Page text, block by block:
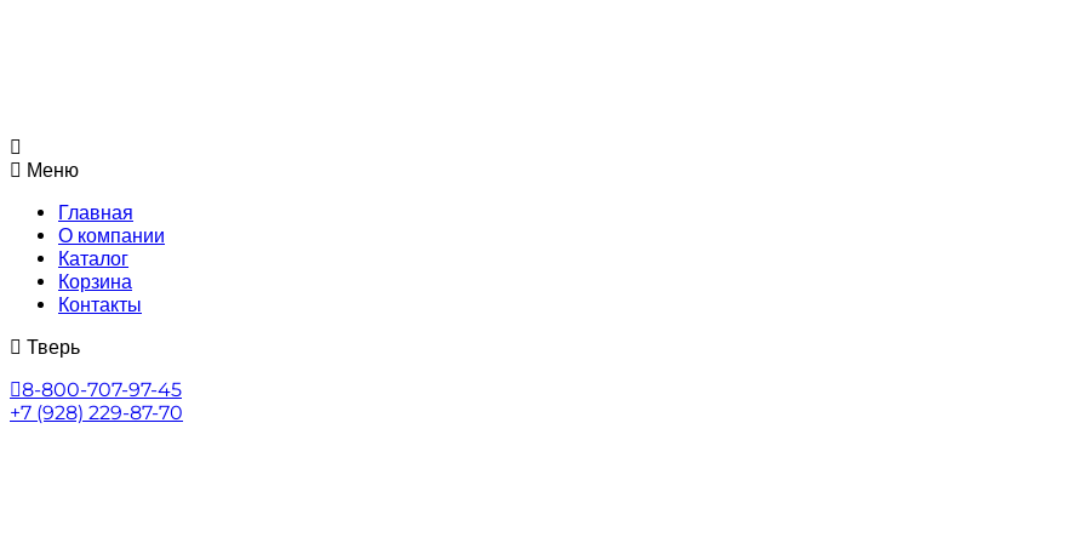
Меню
Главная
О компании
Каталог
Корзина
Контакты
Тверь
8-800-707-97-45
+7 (928) 229-87-70